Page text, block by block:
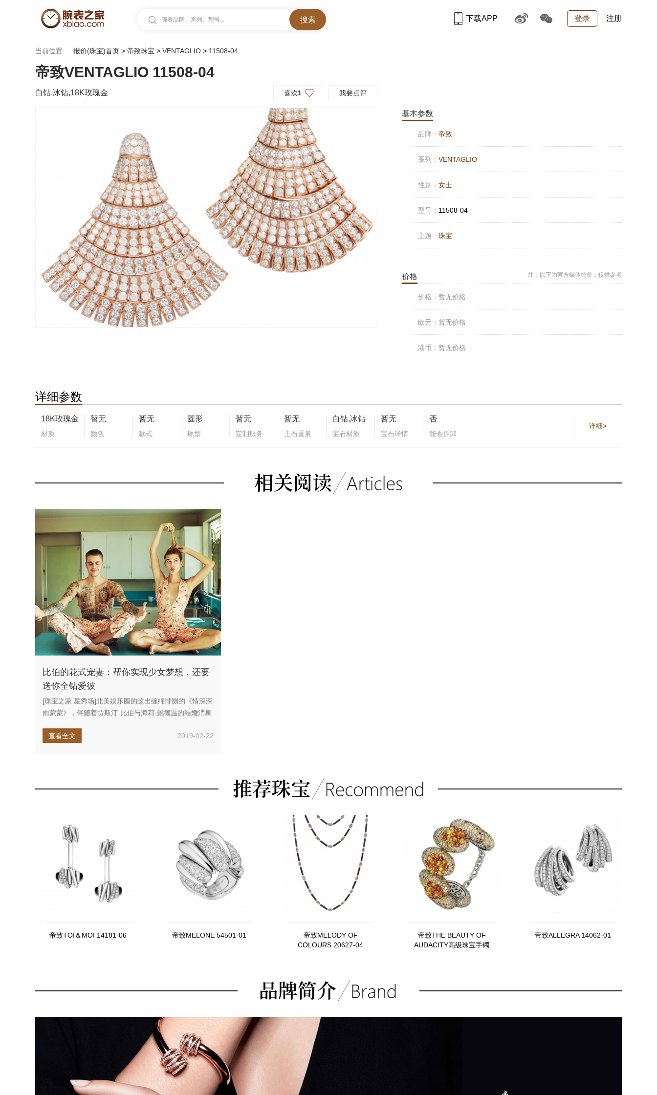
腕表品牌、系列、型号... 登录 注册
下载APP
当前位置: 报价(珠宝)首页 > 帝致珠宝 > VENTAGLIO > 11508-04
帝致VENTAGLIO 11508-04
白钻,冰钻,18K玫瑰金 喜欢1 我要点评
基本参数
品牌： 帝致
系列： VENTAGLIO
性别： 女士
型号： 11508-04
主题： 珠宝
价格 注：以下为官方媒体公价，仅供参考
价格： 暂无价格
欧元： 暂无价格
港币： 暂无价格
详细参数
18K玫瑰金
材质
暂无
颜色
暂无
款式
圆形
琢型
暂无
定制服务
暂无
主石重量
白钻,冰钻
宝石材质
暂无
宝石详情
否
能否拆卸
详细>
比伯的花式宠妻：帮你实现少女梦想，还要
送你全钻爱彼
[珠宝之家 星秀场]北美娱乐圈的这出缠绵悱恻的《情深深
雨蒙蒙》，伴随着贾斯汀·比伯与海莉·鲍德温的结婚消息
查看全文
2019-02-22
帝致TOI＆MOI 14181-06 帝致MELONE 54501-01
帝致MELODY OF
COLOURS 20627-04
帝致THE BEAUTY OF
AUDACITY高级珠宝手镯
帝致ALLEGRA 14062-01